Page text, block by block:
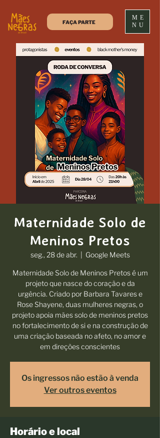
FAÇA PARTE
ME
NU
Maternidade Solo de
Meninos Pretos
seg., 28 de abr. Google Meets
Maternidade Solo de Meninos Pretos é um
projeto que nasce do coração e da
urgência. Criado por Barbara Tavares e
Rose Shayene, duas mulheres negras, o
projeto apoia mães solo de meninos pretos
no fortalecimento de si e na construção de
uma criação baseada no afeto, no amor e
em direções conscientes
Os ingressos não estão à venda
Ver outros eventos
Horário e local